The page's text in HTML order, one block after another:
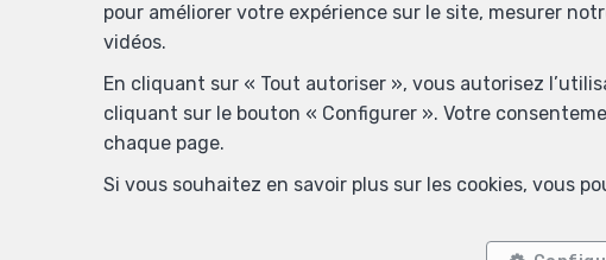
Titre
pour améliorer votre expérience sur le site, mesurer
vidéos.
En cliquant sur « Tout autoriser », vous autorisez
cliquant sur le bouton « Configurer ». Votre
chaque page.
Si vous souhaitez en savoir plus sur les cookies, vous